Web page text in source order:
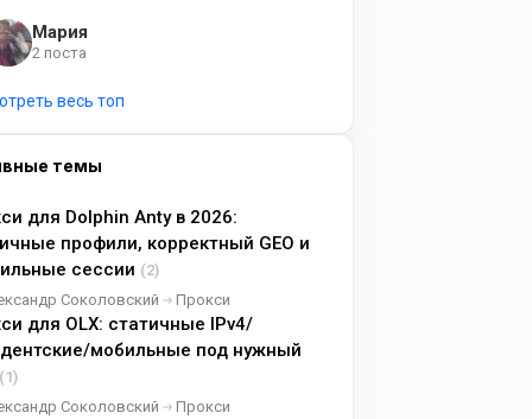
Мария
2 поста
весь топ
темы
для Dolphin Anty в 2026:
профили, корректный GEO и
сессии (2)
Соколовский
Прокси
для OLX: статичные IPv4/
мобильные под нужный
(1)
Соколовский
Прокси